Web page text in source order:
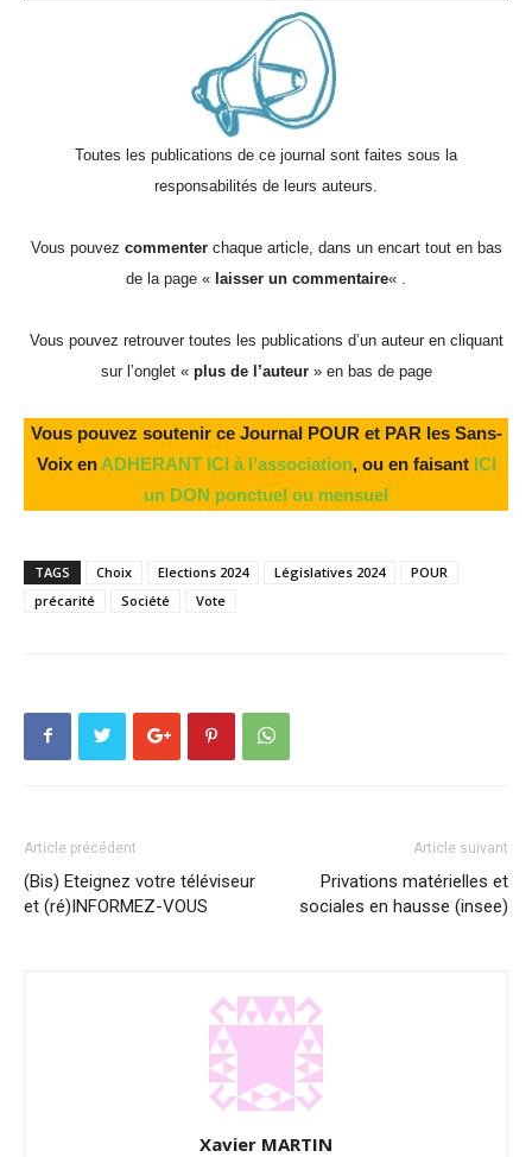
Toutes les publications de ce journal sont faites sous la
responsabilités de leurs auteurs.
Vous pouvez commenterchaque article, dans un encart tout en bas
de la page « laisser un commentaire« .
Vous pouvez retrouver toutes les publications d’un auteur en cliquant
sur l’onglet « plus de l’auteur» en bas de page
Vous pouvez soutenir ce Journal POUR et PAR les Sans-
Voix en ADHERANT ICI à l’association, ou en faisant ICI
un DON ponctuel ou mensuel
TAGS Choix Elections 2024 Législatives 2024
POUR
précarité
Société Vote
Article précédent
(Bis) Eteignez votre téléviseur
et (ré)INFORMEZ-VOUS
Article suivant
Privations matérielles et
sociales en hausse (insee)
Xavier MARTIN